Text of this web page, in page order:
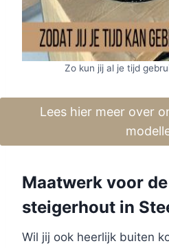
Zo kun jij al je tijd
Lees hier meer over
Maatwerk voor
steigerhout in
Wil jij ook heerlijk buiten